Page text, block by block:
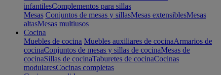
infantilesComplementos para sillas
Mesas Conjuntos de mesas y sillasMesas extensiblesMesas
altasMesas multiusos
Cocina
Muebles de cocina Muebles auxiliares de cocinaArmarios de
cocinaConjuntos de mesas y sillas de cocinaMesas de
cocinaSillas de cocinaTaburetes de cocinaCocinas
modularesCocinas completas